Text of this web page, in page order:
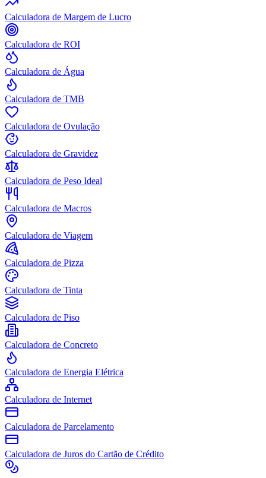
Calculadora de Margem de Lucro
Calculadora de ROI
Calculadora de Água
Calculadora de TMB
Calculadora de Ovulação
Calculadora de Gravidez
Calculadora de Peso Ideal
Calculadora de Macros
Calculadora de Viagem
Calculadora de Pizza
Calculadora de Tinta
Calculadora de Piso
Calculadora de Concreto
Calculadora de Energia Elétrica
Calculadora de Internet
Calculadora de Parcelamento
Calculadora de Juros do Cartão de Crédito